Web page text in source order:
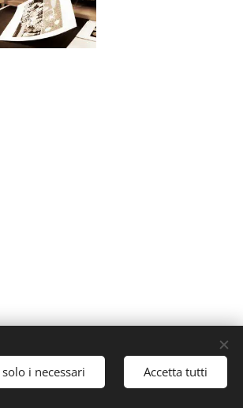
Creato con Webnode Cookies
i necessari Accetta tutti